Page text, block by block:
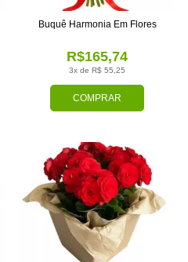
COMPRAR
3x de R$ 55,25
R$165,74
Buquê Harmonia Em Flores